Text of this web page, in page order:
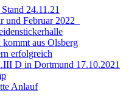
24.11.21
und Februar 2022
aus Olsberg
erfolgreich
D in Dortmund 17.10.2021
Anlauf